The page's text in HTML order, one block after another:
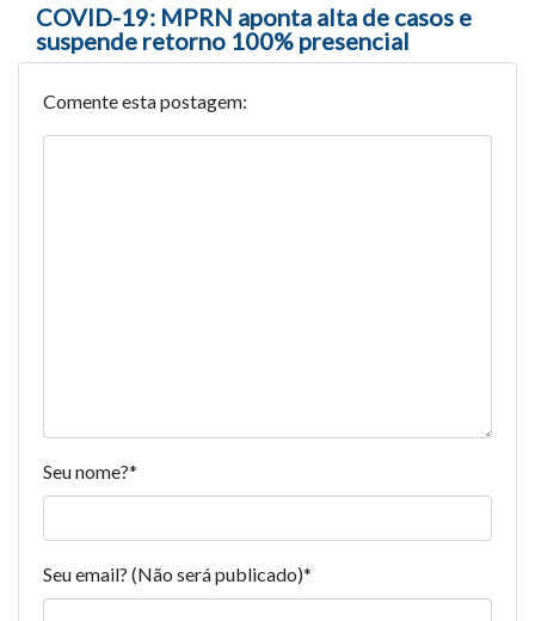
COVID-19: MPRN aponta alta de casos e
suspende retorno 100% presencial
Comente esta postagem:
Seu nome?*
Seu email? (Não será publicado)*